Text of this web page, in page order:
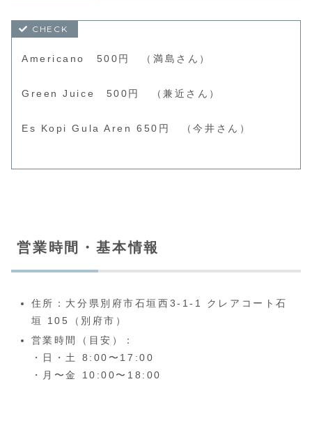
Americano 500円 （満島さん）
Green Juice 500円 （兼近さん）
Es Kopi Gula Aren 650円 （今井さん）
営業時間・基本情報
住所：大分県別府市石垣西3-1-1 クレアコート石
垣 105（別府市）
営業時間（目安）：
・日・土 8:00〜17:00
・月〜金 10:00〜18:00